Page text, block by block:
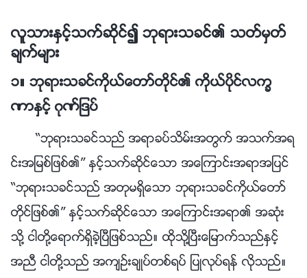
လူသားႏွင့္သက္ဆိုင္၍ ဘုရားသခင္၏ သတ္မွတ္
ခ်က္မ်ား
၁။ ဘုရားသခင္ကိုယ္ေတာ္တိုင္၏ ကိုယ္ပိုင္လကၡ
ဏာႏွင့္ ဂုဏ္ျဒပ္
“ဘုရားသခင္သည္ အရာခပ္သိမ္းအတြက္ အသက္အရ
င္းအျမစ္ျဖစ္၏” ႏွင့္သက္ဆိုင္ေသာ အေၾကာင္းအရာအျပင္
“ဘုရားသခင္သည္ အတုမရွိေသာ ဘုရားသခင္ကိုယ္ေတာ္
တိုင္ျဖစ္၏” ႏွင့္သက္ဆိုင္ေသာ အေၾကာင္းအရာ၏ အဆုံး
သို႔ ငါတို႔ေရာက္ရွိခဲ့ၿပီျဖစ္သည္။ ထိုသို႔ၿပီးေျမာက္သည္ႏွင့္
အညီ ငါတို႔သည္ အက်ဥ္းခ်ဳပ္တစ္ရပ္ ျပဳလုပ္ရန္ လိုသည္။